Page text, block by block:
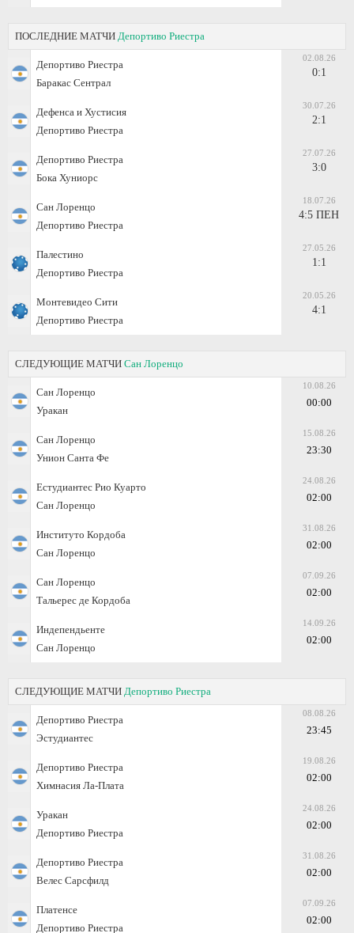
ПОСЛЕДНИЕ МАТЧИ Депортиво Риестра
Депортиво Риестра
Баракас Сентрал
02.08.26
0:1
Дефенса и Хустисия
Депортиво Риестра
30.07.26
2:1
Депортиво Риестра
Бока Хуниорс
27.07.26
3:0
Сан Лоренцо
Депортиво Риестра
18.07.26
4:5 ПЕН
Палестино
Депортиво Риестра
27.05.26
1:1
Монтевидео Сити
Депортиво Риестра
20.05.26
4:1
СЛЕДУЮЩИЕ МАТЧИ Сан Лоренцо
Сан Лоренцо
Уракан
10.08.26
00:00
Сан Лоренцо
Унион Санта Фе
15.08.26
23:30
Естудиантес Рио Куарто
Сан Лоренцо
24.08.26
02:00
Институто Кордоба
Сан Лоренцо
31.08.26
02:00
Сан Лоренцо
Тальерес де Кордоба
07.09.26
02:00
Индепендьенте
Сан Лоренцо
14.09.26
02:00
СЛЕДУЮЩИЕ МАТЧИ Депортиво Риестра
Депортиво Риестра
Эстудиантес
08.08.26
23:45
Депортиво Риестра
Химнасия Ла-Плата
19.08.26
02:00
Уракан
Депортиво Риестра
24.08.26
02:00
Депортиво Риестра
Велес Сарсфилд
31.08.26
02:00
Платенсе
Депортиво Риестра
07.09.26
02:00